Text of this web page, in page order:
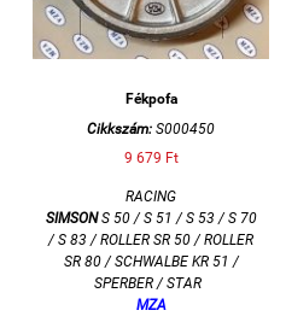
Fékpofa
Cikkszám: S000450
9 679 Ft
RACING
SIMSONS 50 / S 51 / S 53 / S 70
/ S 83 / ROLLER SR 50 / ROLLER
SR 80 / SCHWALBE KR 51 /
SPERBER / STAR
MZA